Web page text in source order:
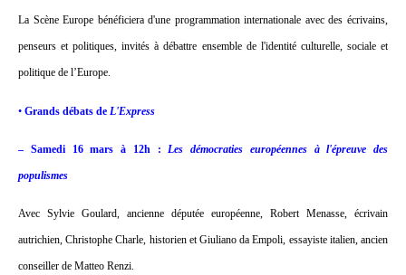
La Scène Europe bénéficiera d'une programmation internationale avec des écrivains,
penseurs et politiques, invités à débattre ensemble de l'identité culturelle, sociale et
politique de l’Europe.
• Grands débats de L'Express
– Samedi 16 mars à 12h :Les démocraties européennes à l'épreuve des
populismes
Avec Sylvie Goulard, ancienne députée européenne, Robert Menasse, écrivain
autrichien, Christophe Charle, historien et Giuliano da Empoli, essayiste italien, ancien
conseiller de Matteo Renzi.